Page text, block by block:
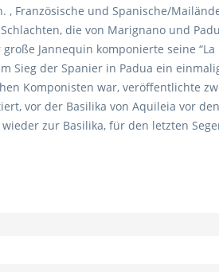
Französische und Spanische/
die von Marignano und
Jannequin komponierte seine
der Spanier in Padua ein
Komponisten war, veröffentlichte
vor der Basilika von Aquileia vor
zur Basilika, für den letzten